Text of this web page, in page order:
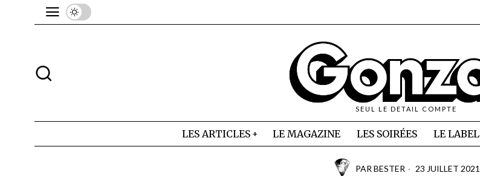
SEUL LE DETAIL COMPTE
LES ARTICLES LE MAGAZINE LES SOIRÉES LE LABEL
PAR BESTER 23 JUILLET 2021